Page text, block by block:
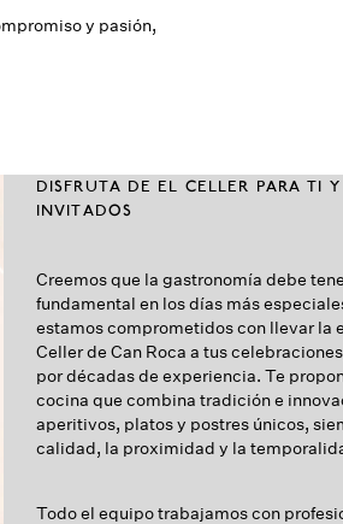
y pasión,
DISFRUTA DE EL CELLER PARA TI
INVITADOS
Creemos que la gastronomía debe
fundamental en los días más
estamos comprometidos con llevar la
Celler de Can Roca a tus
por décadas de experiencia. Te
cocina que combina tradición e
aperitivos, platos y postres únicos,
calidad, la proximidad y la
Todo el equipo trabajamos con